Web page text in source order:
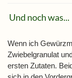
Und noch was...
Wenn ich
Zwiebelgranulat
ersten Zutaten.